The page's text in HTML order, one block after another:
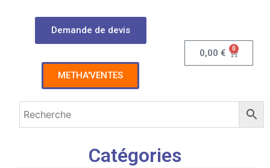
Demande de devis
METHA'VENTES
0,00€ 0
Catégories